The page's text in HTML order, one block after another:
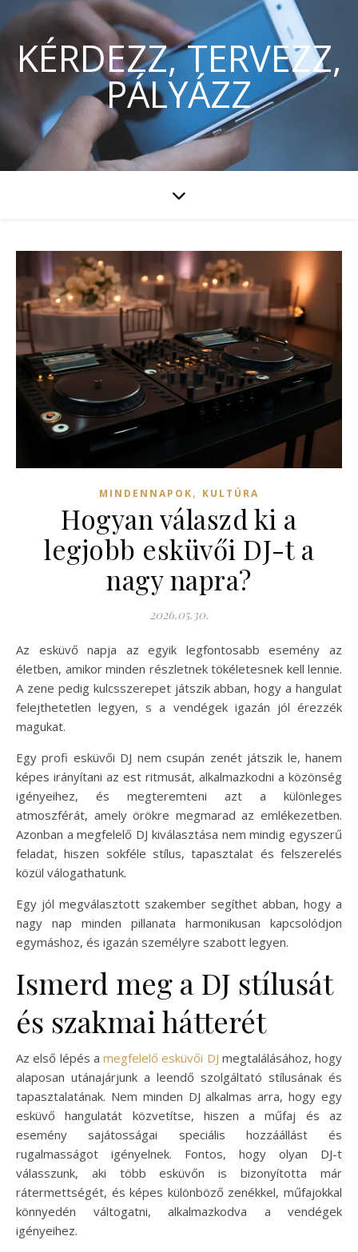
KÉRDEZZ, TERVEZZ,
PÁLYÁZZ
MINDENNAPOK, KULTÚRA
Hogyan válaszd ki a
legjobb esküvői DJ-t a
nagy napra?
2026.05.30.
Az esküvő napja az egyik legfontosabb esemény az
életben, amikor minden részletnek tökéletesnek kell lennie.
A zene pedig kulcsszerepet játszik abban, hogy a hangulat
felejthetetlen legyen, s a vendégek igazán jól érezzék
magukat.
Egy profi esküvői DJ nem csupán zenét játszik le, hanem
képes irányítani az est ritmusát, alkalmazkodni a közönség
igényeihez, és megteremteni azt a különleges
atmoszférát, amely örökre megmarad az emlékezetben.
Azonban a megfelelő DJ kiválasztása nem mindig egyszerű
feladat, hiszen sokféle stílus, tapasztalat és felszerelés
közül válogathatunk.
Egy jól megválasztott szakember segíthet abban, hogy a
nagy nap minden pillanata harmonikusan kapcsolódjon
egymáshoz, és igazán személyre szabott legyen.
Ismerd meg a DJ stílusát
és szakmai hátterét
Az első lépés a megfelelő esküvői DJ megtalálásához, hogy
alaposan utánajárjunk a leendő szolgáltató stílusának és
tapasztalatának. Nem minden DJ alkalmas arra, hogy egy
esküvő hangulatát közvetítse, hiszen a műfaj és az
esemény sajátosságai speciális hozzáállást és
rugalmasságot igényelnek. Fontos, hogy olyan DJ-t
válasszunk, aki több esküvőn is bizonyította már
rátermettségét, és képes különböző zenékkel, műfajokkal
könnyedén váltogatni, alkalmazkodva a vendégek
igényeihez.